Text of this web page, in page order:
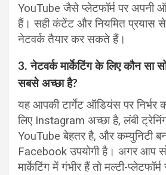
YouTube जैसे प्लेटफॉर्म पर अपनी
हैं। सही कंटेंट और नियमित प्रयास
नेटवर्क तैयार कर सकते हैं।
3. नेटवर्क मार्केटिंग के लिए कौन सा
सबसे अच्छा है?
यह आपकी टार्गेट ऑडियंस पर निर्भर
लिए Instagram अच्छा है, लंबी
YouTube बेहतर है, और कम्युनिटी
Facebook उपयोगी है। अगर आप
मार्केटिंग में गंभीर हैं तो मल्टी-